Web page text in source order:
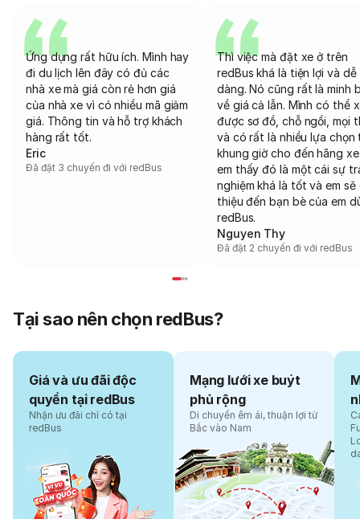
Ứng dụng rất hữu ích. Mình hay
đi du lịch lên đây có đủ các
nhà xe mà giá còn rẻ hơn giá
của nhà xe vì có nhiều mã giảm
giá. Thông tin và hỗ trợ khách
hàng rất tốt.
Eric
Đã đặt 3 chuyến đi với redBus
Thì việc mà đặt xe ở trên
redBus khá là tiện lợi và dễ
dàng. Nó cũng rất là minh
về giá cả lẫn. Mình có thể
được sơ đồ, chỗ ngồi, mọi
và có rất là nhiều lựa chọn
khung giờ cho đến hãng
em thấy đó là một cái sự
nghiệm khá là tốt và em sẽ
thiệu đến bạn bè của em
redBus.
Nguyen Thy
Đã đặt 2 chuyến đi với redBus
Tại sao nên chọn redBus?
Giá và ưu đãi độc
quyền tại redBus
Nhận ưu đãi chỉ có tại
redBus
Mạng lưới xe buýt
phủ rộng
Di chuyển êm ái, thuận lợi từ
Bắc vào Nam